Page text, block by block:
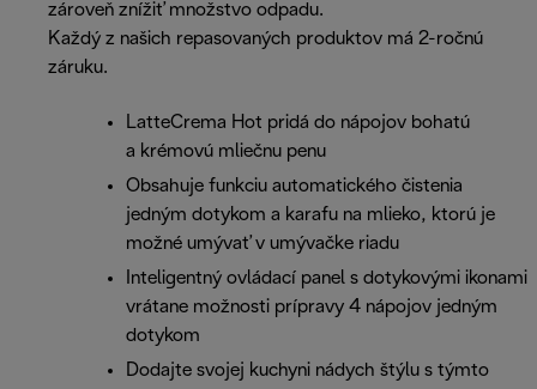
zároveň znížiť množstvo odpadu.
Každý z našich repasovaných produktov má 2-ročnú
záruku.
LatteCrema Hot pridá do nápojov bohatú
a krémovú mliečnu penu
Obsahuje funkciu automatického čistenia
jedným dotykom a karafu na mlieko, ktorú je
možné umývať v umývačke riadu
Inteligentný ovládací panel s dotykovými ikonami
vrátane možnosti prípravy 4 nápojov jedným
dotykom
Dodajte svojej kuchyni nádych štýlu s týmto